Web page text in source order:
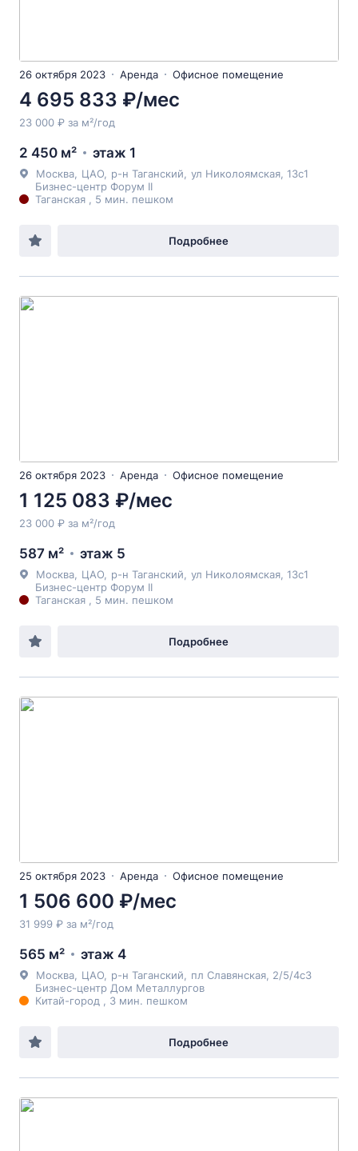
26 октября 2023 Аренда Офисное помещение
4 695 833 ₽/мес
23 000 ₽ за м²/год
2 450 м² этаж 1
Москва ЦАО р-н Таганский ул Николоямская , 13с1
Бизнес-центр Форум II
Таганская , 5 мин. пешком
Подробнее
26 октября 2023 Аренда Офисное помещение
1 125 083 ₽/мес
23 000 ₽ за м²/год
587 м² этаж 5
Москва ЦАО р-н Таганский ул Николоямская , 13с1
Бизнес-центр Форум II
Таганская , 5 мин. пешком
Подробнее
25 октября 2023 Аренда Офисное помещение
1 506 600 ₽/мес
31 999 ₽ за м²/год
565 м² этаж 4
Москва ЦАО р-н Таганский пл Славянская , 2/5/4с3
Бизнес-центр Дом Металлургов
Китай-город , 3 мин. пешком
Подробнее